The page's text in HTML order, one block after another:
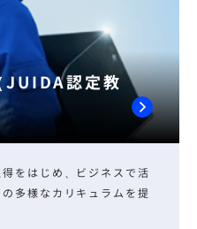
JUIDA認定教
をはじめ、ビジネスで活
多様なカリキュラムを提